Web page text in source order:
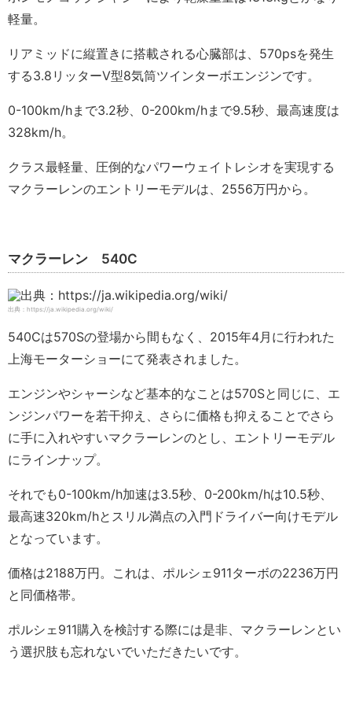
軽量。
リアミッドに縦置きに搭載される心臓部は、570psを発生
する3.8リッターV型8気筒ツインターボエンジンです。
0-100km/hまで3.2秒、0-200km/hまで9.5秒、最高速度は
328km/h。
クラス最軽量、圧倒的なパワーウェイトレシオを実現する
マクラーレンのエントリーモデルは、2556万円から。
マクラーレン 540C
出典：https://ja.wikipedia.org/wiki/
540Cは570Sの登場から間もなく、2015年4月に行われた
上海モーターショーにて発表されました。
エンジンやシャーシなど基本的なことは570Sと同じに、エ
ンジンパワーを若干抑え、さらに価格も抑えることでさら
に手に入れやすいマクラーレンのとし、エントリーモデル
にラインナップ。
それでも0-100km/h加速は3.5秒、0-200km/hは10.5秒、
最高速320km/hとスリル満点の入門ドライバー向けモデル
となっています。
価格は2188万円。これは、ポルシェ911ターボの2236万円
と同価格帯。
ポルシェ911購入を検討する際には是非、マクラーレンとい
う選択肢も忘れないでいただきたいです。